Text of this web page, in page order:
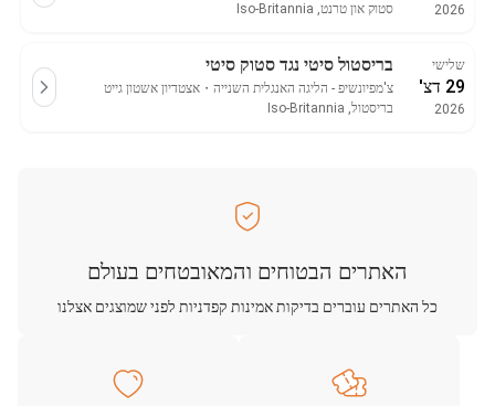
2026
סטוק און טרנט, Iso-Britannia
שלישי
29 דצ'
2026
בריסטול סיטי נגד סטוק סיטי
צ'מפיונשיפ - הליגה האנגלית השנייה ・ אצטדיון אשטון גייט
בריסטול, Iso-Britannia
האתרים הבטוחים והמאובטחים בעולם
כל האתרים עוברים בדיקות אמינות קפדניות לפני שמוצגים אצלנו